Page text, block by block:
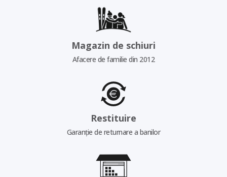
Magazin de schiuri
Afacere de familie din 2012
Restituire
Garanție de returnare a banilor